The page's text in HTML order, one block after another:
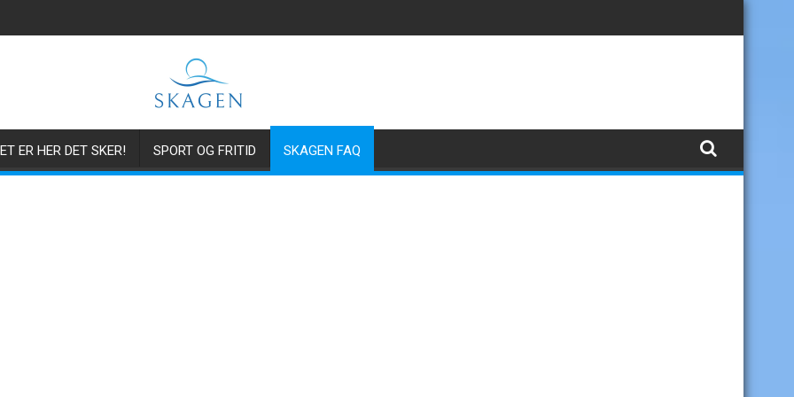
ER HER DET SKER! SPORT OG FRITID SKAGEN FAQ